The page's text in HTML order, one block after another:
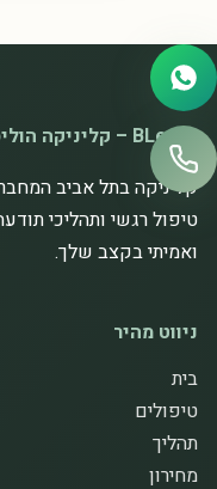
BLeafIt – קליניקה הוליסטית
קליניקה בתל אביב
טיפול רגשי ותהליכי
ואמיתי בקצב שלך.
ניווט מהיר
בית
טיפולים
תהליך
מחירון